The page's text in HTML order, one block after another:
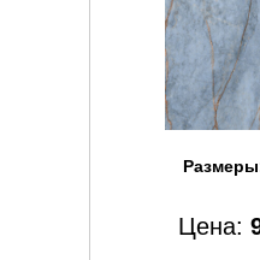
Цена: